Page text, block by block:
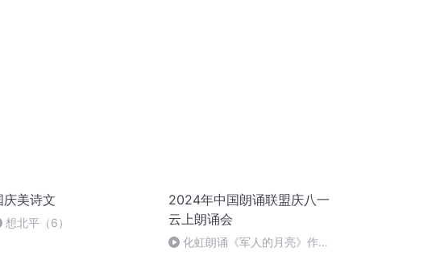
庆美诗文
想北平（6）
2024年中国朗诵联盟庆八一
云上朗诵会
化虹朗诵《军人的月亮》作